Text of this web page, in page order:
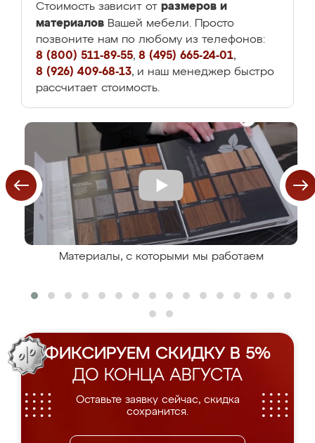
Стоимость зависит от размеров и
материалов Вашей мебели. Просто
позвоните нам по любому из телефонов:
8 (800) 511-89-55, 8 (495) 665-24-01,
8 (926) 409-68-13, и наш менеджер быстро
рассчитает стоимость.
Материалы, с которыми мы работаем
ФИКСИРУЕМ СКИДКУ В 5%
ДО КОНЦА АВГУСТА
Оставьте заявку сейчас, скидка
сохранится.